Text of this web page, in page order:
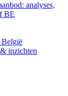
analyses,
BE
België
inzichten